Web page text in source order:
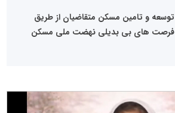
توسعه و تامین مسکن متقاضیان از طریق
فرصت های بی بدیلی نهضت ملی مسکن